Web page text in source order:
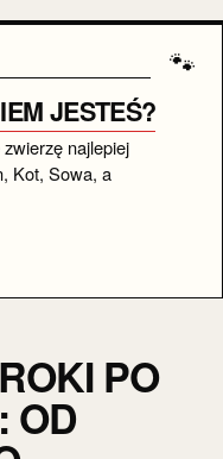
🐾
JESTEŚ?
najlepiej
Kot, Sowa, a
PO
OD